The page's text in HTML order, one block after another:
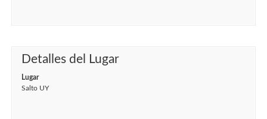
Detalles del Lugar
Lugar
Salto UY